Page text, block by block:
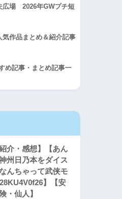
広場 2026年GWプチ短
気作品まとめ＆紹介記事
め記事・まとめ記事一
介・感想】【あん
州日乃本をダイス
んちゃって武侠モ
】【安
・仙人】